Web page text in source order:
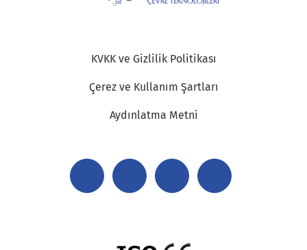
KVKK ve Gizlilik Politikası
Çerez ve Kullanım Şartları
Aydınlatma Metni